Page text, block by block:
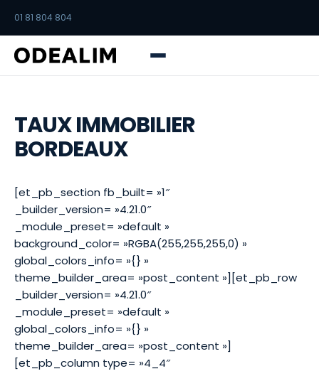
01 81 804 804
TAUX IMMOBILIER
BORDEAUX
[et_pb_section fb_built= »1″
_builder_version= »4.21.0″
_module_preset= »default »
background_color= »RGBA(255,255,255,0) »
global_colors_info= »{} »
theme_builder_area= »post_content »][et_pb_row
_builder_version= »4.21.0″
_module_preset= »default »
global_colors_info= »{} »
theme_builder_area= »post_content »]
[et_pb_column type= »4_4″